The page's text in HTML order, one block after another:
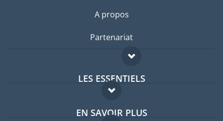
A propos
Partenariat
LES ESSENTIELS
Forum expatriés
Guides pays
EN SAVOIR PLUS